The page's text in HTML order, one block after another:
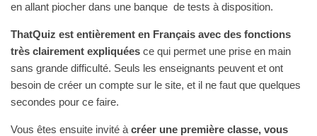
en allant piocher dans une banque de tests à disposition.
ThatQuiz est entièrement en Français avec des fonctions
très clairement expliquées ce qui permet une prise en main
sans grande difficulté. Seuls les enseignants peuvent et ont
besoin de créer un compte sur le site, et il ne faut que quelques
secondes pour ce faire.
Vous êtes ensuite invité à créer une première classe, vous